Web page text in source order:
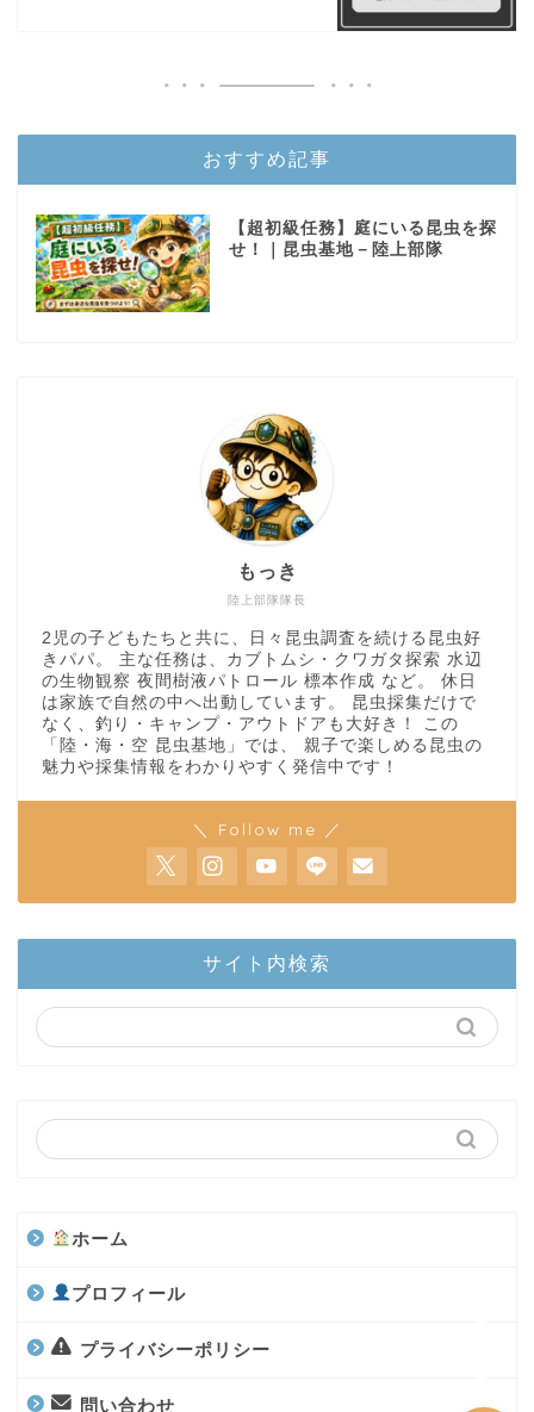
おすすめ記事
【超初級任務】庭にいる昆虫を探
せ！｜昆虫基地－陸上部隊
陸上部隊隊長
もっき
2児の子どもたちと共に、日々昆虫調査を続ける昆虫好
きパパ。 主な任務は、カブトムシ・クワガタ探索 水辺
の生物観察 夜間樹液パトロール 標本作成 など。 休日
は家族で自然の中へ出動しています。 昆虫採集だけで
なく、釣り・キャンプ・アウトドアも大好き！ この
「陸・海・空 昆虫基地」では、 親子で楽しめる昆虫の
魅力や採集情報をわかりやすく発信中です！
＼ Follow me ／
サイト内検索
ホーム
プロフィール
プライバシーポリシー
問い合わせ
陸上部隊
世界のカブトムシ